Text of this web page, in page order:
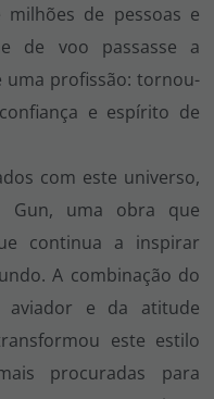
de pessoas e
de voo passasse a
profissão: tornou-
e espírito de
com este universo,
Gun, uma obra que
continua a inspirar
A combinação do
e da atitude
este estilo
procuradas para